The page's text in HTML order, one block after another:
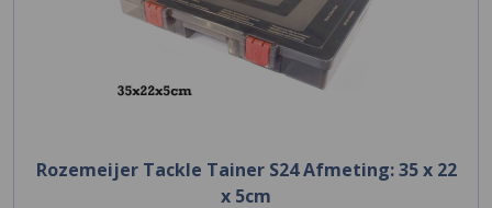
Rozemeijer Tackle Tainer S24 Afmeting: 35 x 22
x 5cm